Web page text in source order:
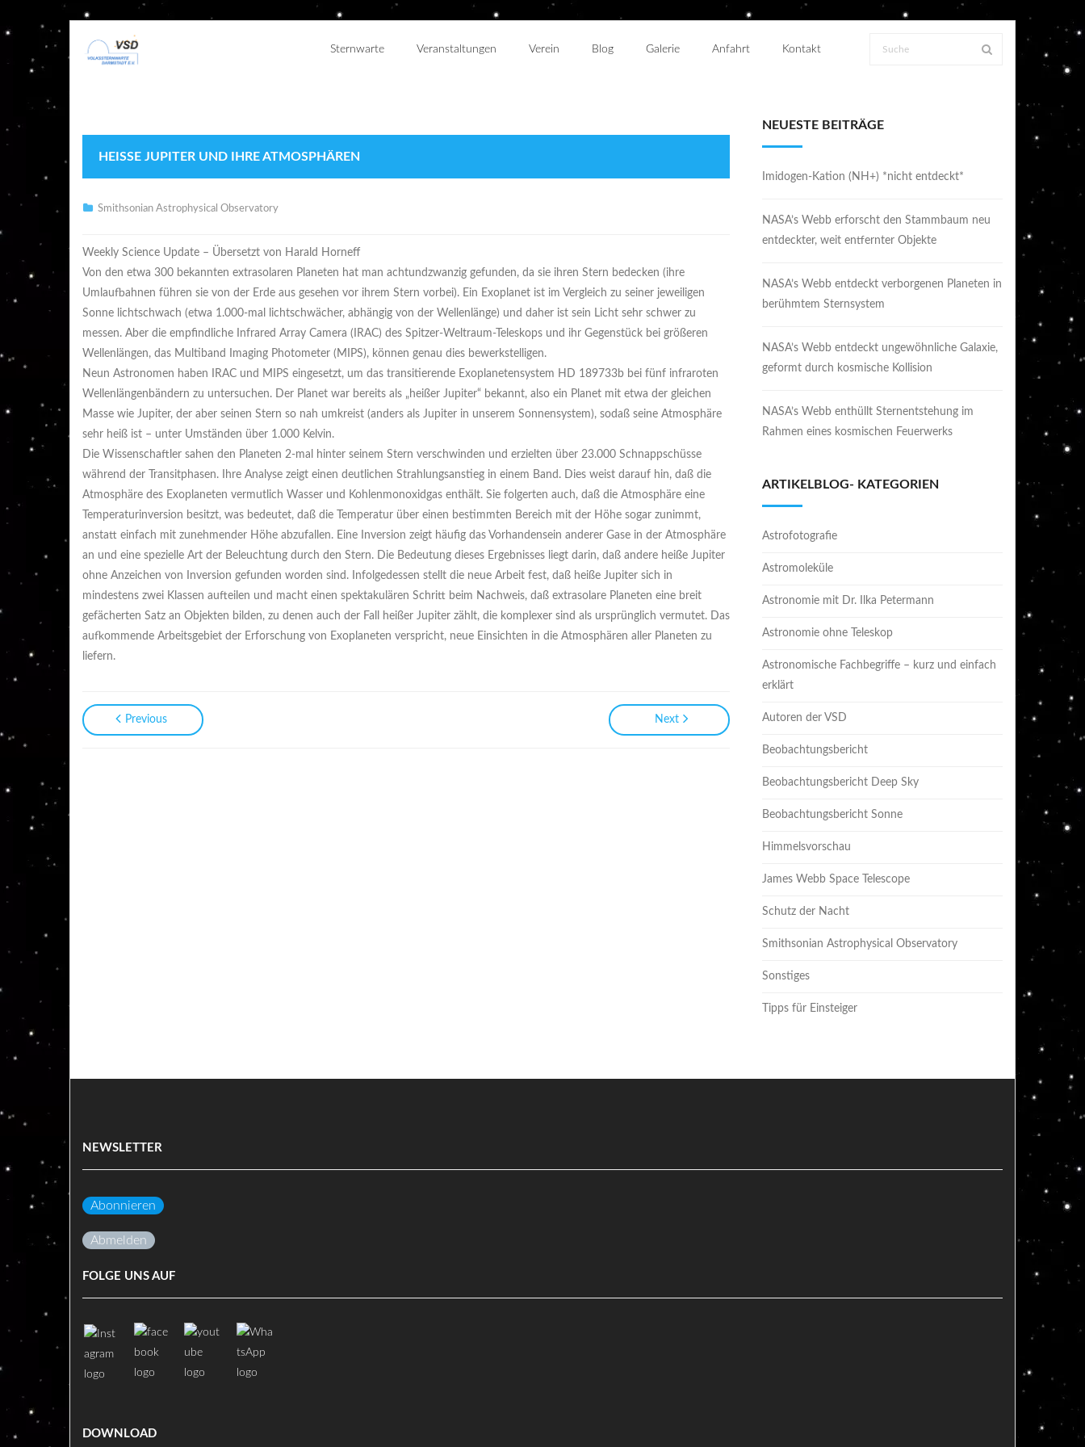
Sternwarte Veranstaltungen Verein Blog Galerie Anfahrt Kontakt
HEISSE JUPITER UND IHRE ATMOSPHÄREN
Smithsonian Astrophysical Observatory
Weekly Science Update – Übersetzt von Harald Horneff
Von den etwa 300 bekannten extrasolaren Planeten hat man achtundzwanzig gefunden, da sie ihren Stern bedecken (ihre
Umlaufbahnen führen sie von der Erde aus gesehen vor ihrem Stern vorbei). Ein Exoplanet ist im Vergleich zu seiner jeweiligen
Sonne lichtschwach (etwa 1.000-mal lichtschwächer, abhängig von der Wellenlänge) und daher ist sein Licht sehr schwer zu
messen. Aber die empfindliche Infrared Array Camera (IRAC) des Spitzer-Weltraum-Teleskops und ihr Gegenstück bei größeren
Wellenlängen, das Multiband Imaging Photometer (MIPS), können genau dies bewerkstelligen.
Neun Astronomen haben IRAC und MIPS eingesetzt, um das transitierende Exoplanetensystem HD 189733b bei fünf infraroten
Wellenlängenbändern zu untersuchen. Der Planet war bereits als „heißer Jupiter“ bekannt, also ein Planet mit etwa der gleichen
Masse wie Jupiter, der aber seinen Stern so nah umkreist (anders als Jupiter in unserem Sonnensystem), sodaß seine Atmosphäre
sehr heiß ist – unter Umständen über 1.000 Kelvin.
Die Wissenschaftler sahen den Planeten 2-mal hinter seinem Stern verschwinden und erzielten über 23.000 Schnappschüsse
während der Transitphasen. Ihre Analyse zeigt einen deutlichen Strahlungsanstieg in einem Band. Dies weist darauf hin, daß die
Atmosphäre des Exoplaneten vermutlich Wasser und Kohlenmonoxidgas enthält. Sie folgerten auch, daß die Atmosphäre eine
Temperaturinversion besitzt, was bedeutet, daß die Temperatur über einen bestimmten Bereich mit der Höhe sogar zunimmt,
anstatt einfach mit zunehmender Höhe abzufallen. Eine Inversion zeigt häufig das Vorhandensein anderer Gase in der Atmosphäre
an und eine spezielle Art der Beleuchtung durch den Stern. Die Bedeutung dieses Ergebnisses liegt darin, daß andere heiße Jupiter
ohne Anzeichen von Inversion gefunden worden sind. Infolgedessen stellt die neue Arbeit fest, daß heiße Jupiter sich in
mindestens zwei Klassen aufteilen und macht einen spektakulären Schritt beim Nachweis, daß extrasolare Planeten eine breit
gefächerten Satz an Objekten bilden, zu denen auch der Fall heißer Jupiter zählt, die komplexer sind als ursprünglich vermutet. Das
aufkommende Arbeitsgebiet der Erforschung von Exoplaneten verspricht, neue Einsichten in die Atmosphären aller Planeten zu
liefern.
Previous Next
NEUESTE BEITRÄGE
Imidogen-Kation (NH+) *nicht entdeckt*
NASA’s Webb erforscht den Stammbaum neu
entdeckter, weit entfernter Objekte
NASA’s Webb entdeckt verborgenen Planeten in
berühmtem Sternsystem
NASA’s Webb entdeckt ungewöhnliche Galaxie,
geformt durch kosmische Kollision
NASA’s Webb enthüllt Sternentstehung im
Rahmen eines kosmischen Feuerwerks
ARTIKELBLOG- KATEGORIEN
Astrofotografie
Astromoleküle
Astronomie mit Dr. Ilka Petermann
Astronomie ohne Teleskop
Astronomische Fachbegriffe – kurz und einfach
erklärt
Autoren der VSD
Beobachtungsbericht
Beobachtungsbericht Deep Sky
Beobachtungsbericht Sonne
Himmelsvorschau
James Webb Space Telescope
Schutz der Nacht
Smithsonian Astrophysical Observatory
Sonstiges
Tipps für Einsteiger
NEWSLETTER
Abonnieren
Abmelden
FOLGE UNS AUF
DOWNLOAD